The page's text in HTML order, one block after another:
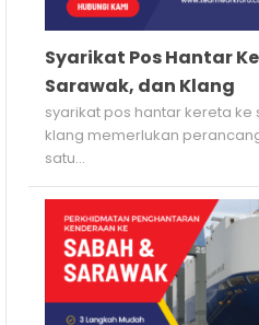
Syarikat Pos Hantar
Sarawak, dan Klang
syarikat pos hantar kereta ke
klang memerlukan
satu...